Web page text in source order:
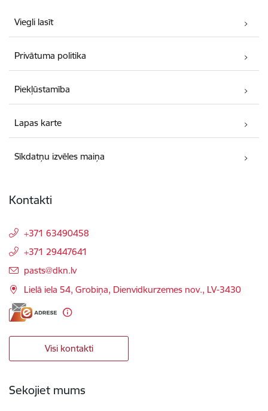
Viegli lasīt
Privātuma politika
Piekļūstamība
Lapas karte
Sīkdatņu izvēles maiņa
Kontakti
+371 63490458
+371 29447641
E-pasts:
pasts@dkn.lv
Lielā iela 54, Grobiņa, Dienvidkurzemes nov., LV-3430
Visi kontakti
Sekojiet mums